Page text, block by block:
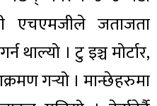
एचएमजीले जताजता
थाल्यो । टु इञ्च मोर्टार,
गर्‍यो । मान्छेहरुमा